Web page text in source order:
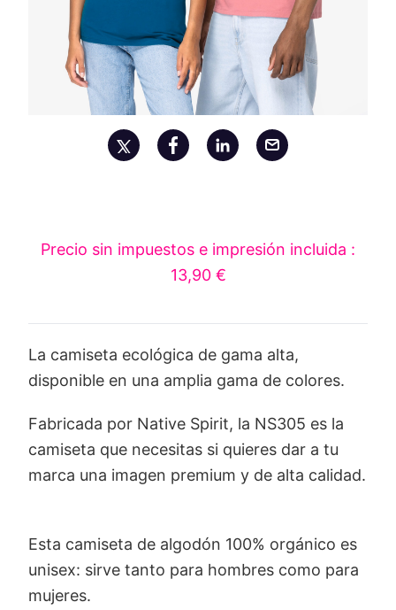
Precio sin impuestos e impresión incluida :
13,90 €
La camiseta ecológica de gama alta,
disponible en una amplia gama de colores.
Fabricada por Native Spirit, la NS305 es la
camiseta que necesitas si quieres dar a tu
marca una imagen premium y de alta calidad.
Esta camiseta de algodón 100% orgánico es
unisex: sirve tanto para hombres como para
mujeres.